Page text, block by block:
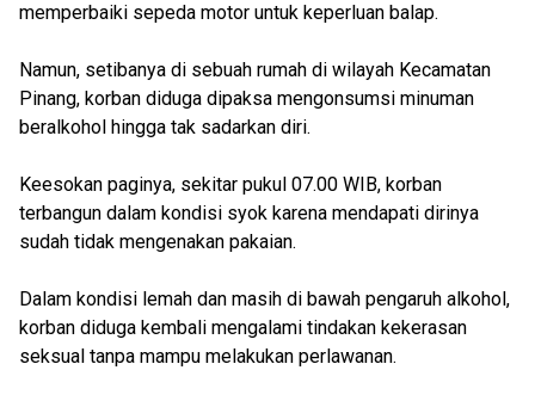
memperbaiki sepeda motor untuk keperluan balap.
Namun, setibanya di sebuah rumah di wilayah Kecamatan
Pinang, korban diduga dipaksa mengonsumsi minuman
beralkohol hingga tak sadarkan diri.
Keesokan paginya, sekitar pukul 07.00 WIB, korban
terbangun dalam kondisi syok karena mendapati dirinya
sudah tidak mengenakan pakaian.
Dalam kondisi lemah dan masih di bawah pengaruh alkohol,
korban diduga kembali mengalami tindakan kekerasan
seksual tanpa mampu melakukan perlawanan.